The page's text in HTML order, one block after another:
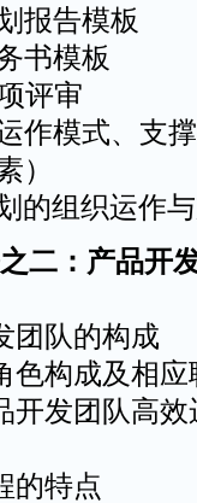
报告模板
书模板
评审
作模式、支
）
的组织运作
二：产品开
团队的构成
色构成及相应
开发团队高效
的特点